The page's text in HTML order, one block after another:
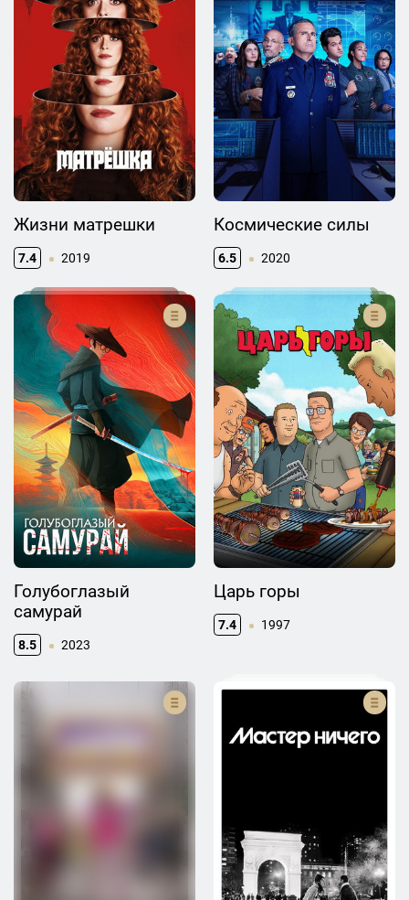
Жизни матрешки
7.4 2019
Космические силы
6.5 2020
Голубоглазый
самурай
8.5 2023
Царь горы
7.4 1997